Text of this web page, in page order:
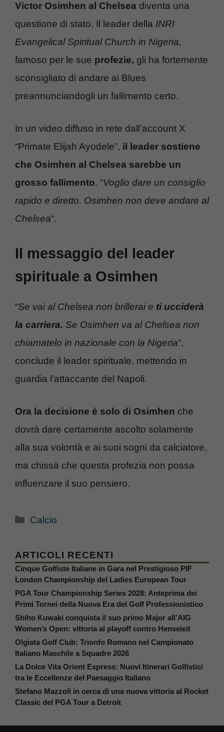
Victor Osimhen al Chelsea diventa una
questione di stato. Il leader della INRI
Evangelical Spiritual Church in Nigeria,
famoso per le sue profezie, gli ha fortemente
sconsigliato di andare ai Blues
preannunciandogli un fallimento certo.
In un video diffuso in rete dall’account X
“Primate Elijah Ayodele”, il leader sostiene
che Osimhen al Chelsea sarebbe un
grosso fallimento. “Voglio dare un consiglio
rapido e diretto. Osimhen non deve andare al
Chelsea“.
Il messaggio del leader
spirituale a Osimhen
“Se vai al Chelsea non brillerai e ti ucciderà
la carriera. Se Osimhen va al Chelsea non
chiamatelo in nazionale con la Nigeria“,
conclude il leader spirituale, mettendo in
guardia l’attaccante del Napoli.
Ora la decisione è solo di Osimhen che
dovrà dare certamente ascolto solamente
alla sua volontà e ai suoi sogni da calciatore,
ma chissà che questa profezia non possa
influenzare il suo pensiero.
Categorie
Calcio
ARTICOLI RECENTI
Cinque Golfiste Italiane in Gara nel Prestigioso PIF
London Championship del Ladies European Tour
PGA Tour Championship Series 2028: Anteprima dei
Primi Tornei della Nuova Era del Golf Professionistico
Shiho Kuwaki conquista il suo primo Major all’AIG
Women’s Open: vittoria al playoff contro Henseleit
Olgiata Golf Club: Trionfo Romano nel Campionato
Italiano Maschile a Squadre 2026
La Dolce Vita Orient Express: Nuovi Itinerari Golfistici
tra le Eccellenze del Paesaggio Italiano
Stefano Mazzoli in cerca di una nuova vittoria al Rocket
Classic del PGA Tour a Detroit